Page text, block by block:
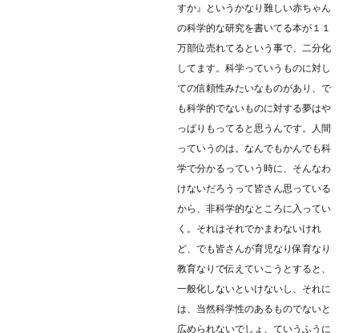
すか』というかなり難しい赤ちゃん
の科学的な研究を書いてる本が１１
万部位売れてるという事で、二分化
してます。科学っていうものに対し
ての信頼性みたいなものがあり、で
も科学的でないものに対する夢はや
っぱりもってると思うんです。人間
っていうのは。なんでもかんでも科
学で分かるっていう時に、そんなわ
けないだろうって皆さん思っている
から、非科学的なところに入ってい
く。それはそれでかまわないけれ
ど、でも皆さんが育児なり保育なり
教育なりで伝えていこうとすると、
一般化しないといけないし、それに
は、当然科学性のあるものでないと
広められないでしょ、ていうふうに